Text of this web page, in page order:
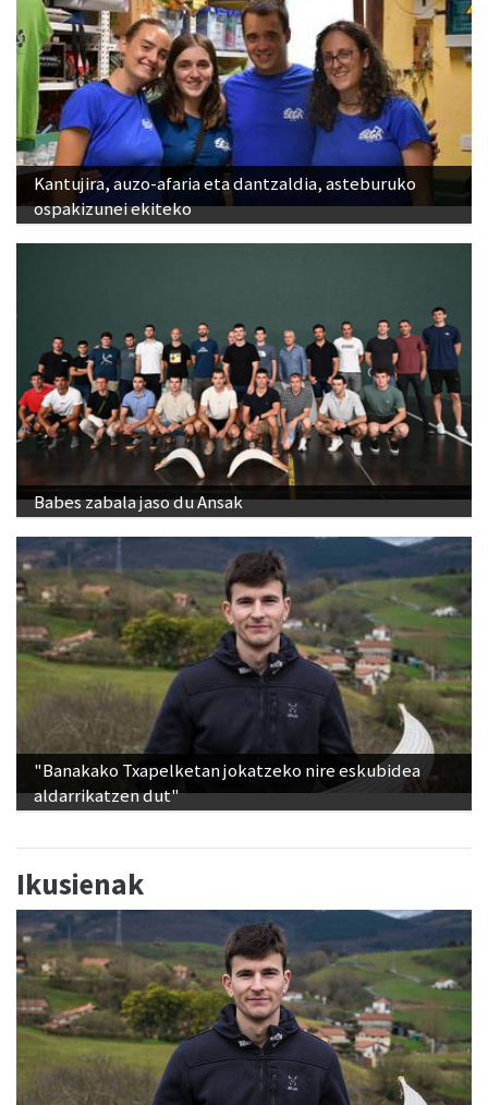
Kantujira, auzo-afaria eta dantzaldia, asteburuko
ospakizunei ekiteko
Babes zabala jaso du Ansak
"Banakako Txapelketan jokatzeko nire eskubidea
aldarrikatzen dut"
Ikusienak